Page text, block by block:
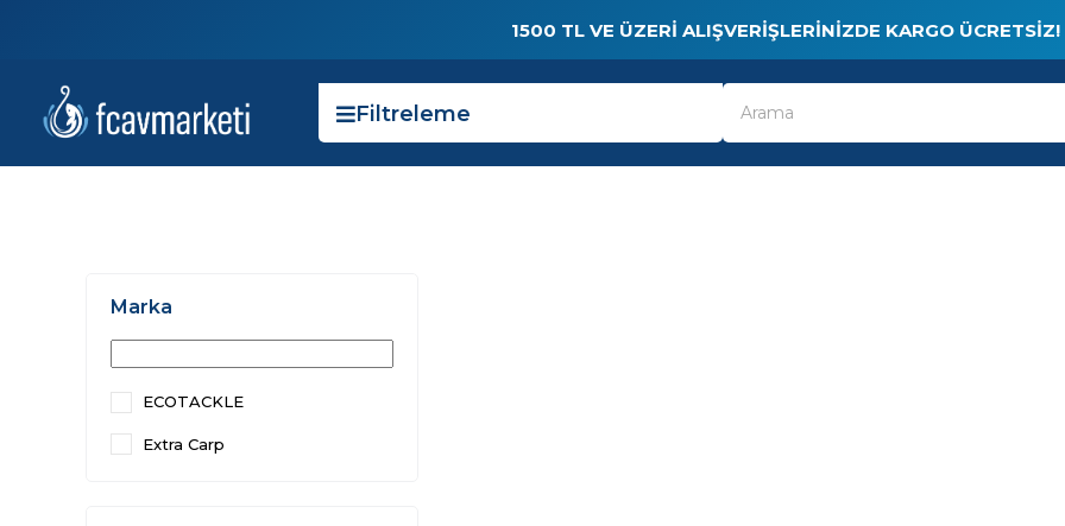
1500 TL VE ÜZERI ALIŞVERIŞLERINIZDE KARGO ÜCRETSIZ!
Filtreleme
Marka
ECOTACKLE
Extra Carp